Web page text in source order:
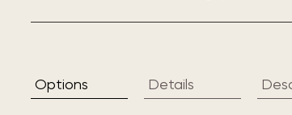
Options Details